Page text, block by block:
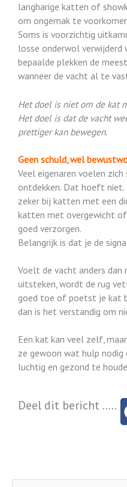
langharige katten of
om ongemak te
Soms is voorzichtig
losse onderwol verwijderd
bepaalde plekken de
wanneer de vacht al te
Het doel is niet om de kat
Het doel is dat de vacht
prettiger kan bewegen.
Geen schuld, wel
Veel eigenaren voelen
ontdekken. Dat hoeft
zeker bij katten met een
katten met overgewicht
goed verzorgen.
Belangrijk is dat je de
Voelt de vacht anders dan
uitsteken, wordt de rug
goed toe of poetst je kat
dan is het verstandig om
Een kat kan veel zelf,
ze gewoon wat hulp
luchtig en gezond te
Deel dit bericht .....